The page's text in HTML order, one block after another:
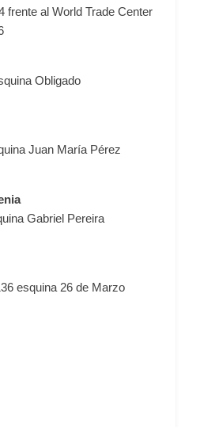
frente al World Trade Center
Obligado
Juan María Pérez
Gabriel Pereira
esquina 26 de Marzo